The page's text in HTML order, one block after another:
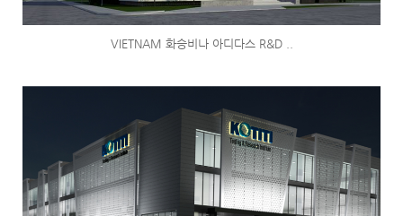
VIETNAM 화승비나 아디다스 R&D ..